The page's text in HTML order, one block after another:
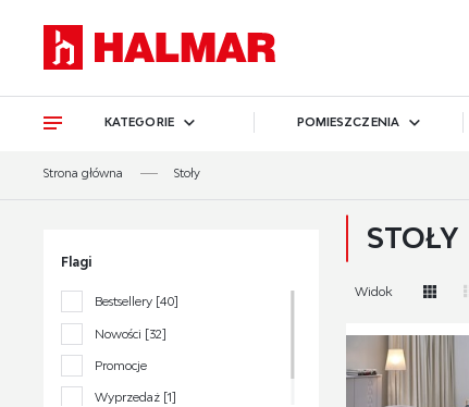
KATEGORIE
POMIESZCZENIA
Strona główna Stoły
Flagi
Bestsellery [40]
Nowości [32]
Promocje
Wyprzedaż [1]
STOŁY
Widok